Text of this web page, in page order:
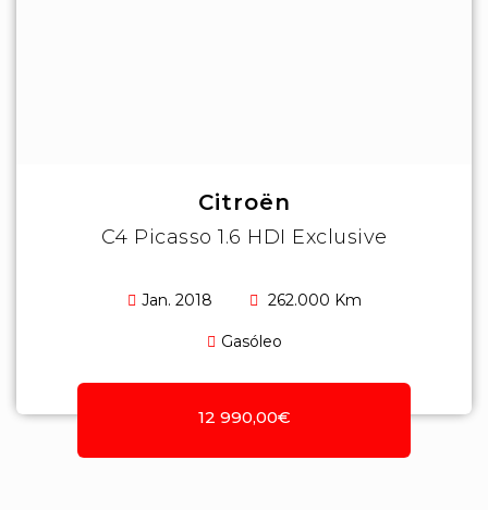
Citroën
C4 Picasso 1.6 HDI Exclusive
Jan. 2018 262.000 Km
Gasóleo
12 990,00€